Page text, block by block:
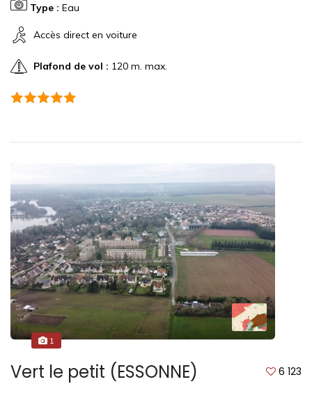
Type : Eau
Accès direct en voiture
Plafond de vol : 120 m. max.
1
Vert le petit (ESSONNE) 6 123